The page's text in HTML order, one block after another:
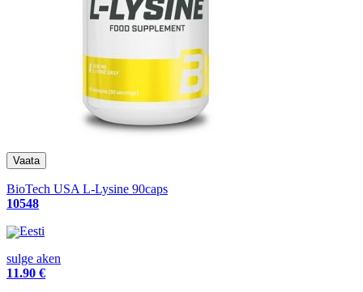
BioTech USA L-Lysine 90caps
10548
Eesti
sulge aken
11.90 €